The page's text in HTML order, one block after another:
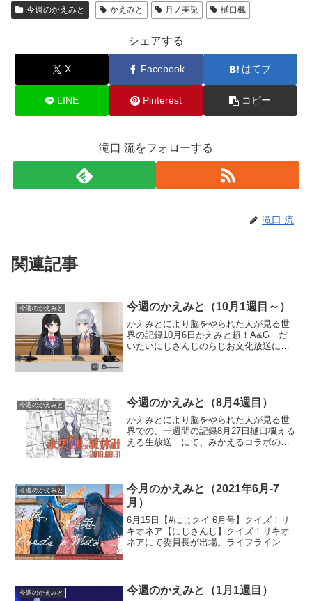
今週のかえみと かえみと 月ノ美兎 樋口楓
シェアする
X Facebook はてブ
LINE Pinterest コピー
滝口 流をフォローする
滝口 流
関連記事
今週のかえみと 今週のかえみと（10月1週目～）
かえみとにより脳をやられた人が見る世
界の記録10月6日かえみと超！A&G だ
いたいにじさんじのらじお文化放送にて
今週のかえみと 今週のかえみと（8月4週目）
かえみとにより脳をやられた人が見る世
界での、一週間の記録8月27日樋口楓える
える生放送 にて、みかえるコラボの際
ォ！」というでろーんの振...
今週のかえみと
今月のかえみと（2021年6月-7
月）
6月15日【#にじクイ 6月号】クイズ！リ
キオネア【にじさんじ】クイズ！リキオ
ネアにて委員長が出場。ライフラインで
本気を出すでろーん...
今週のかえみと 今週のかえみと（1月1週目）